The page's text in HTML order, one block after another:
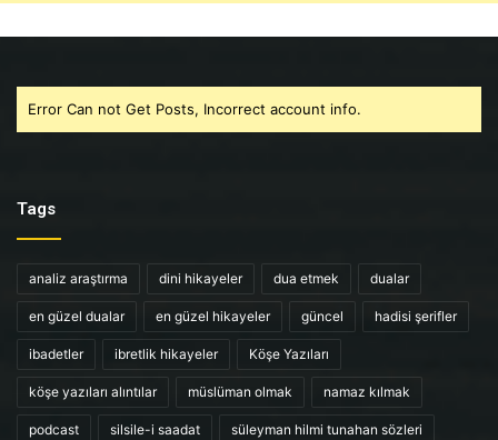
Error Can not Get Posts, Incorrect account info.
Tags
analiz araştırma dini hikayeler dua etmek dualar
en güzel dualar en güzel hikayeler güncel hadisi şerifler
ibadetler ibretlik hikayeler Köşe Yazıları
köşe yazıları alıntılar müslüman olmak namaz kılmak
podcast silsile-i saadat süleyman hilmi tunahan sözleri